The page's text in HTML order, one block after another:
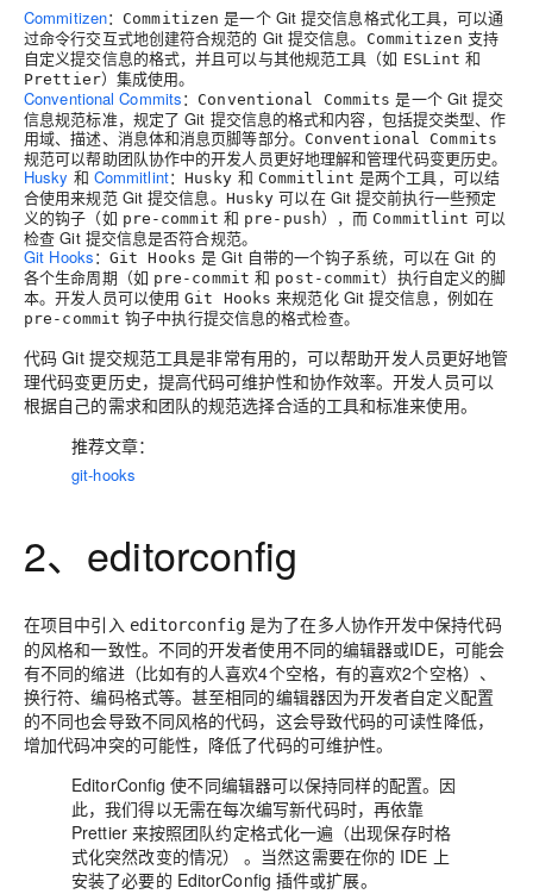
Commitizen： Commitizen 是一个 Git 提交信息格式化工具，可以通
过命令行交互式地创建符合规范的 Git 提交信息。
Commitizen 支持
自定义提交信息的格式，并且可以与其他规范工具（如 ESLint 和
Prettier）集成使用。
Conventional Commits： Conventional Commits 是一个 Git 提交
信息规范标准，规定了 Git 提交信息的格式和内容，包括提交类型、作
用域、描述、消息体和消息页脚等部分。 Conventional Commits
规范可以帮助团队协作中的开发人员更好地理解和管理代码变更历史。
Husky 和 Commitlint： Husky 和 Commitlint 是两个工具，可以结
合使用来规范 Git 提交信息。 Husky 可以在 Git 提交前执行一些预定
义的钩子（如 pre-commit 和 pre-push），而 Commitlint 可以
检查 Git 提交信息是否符合规范。
Git Hooks：Git Hooks 是 Git 自带的一个钩子系统，可以在 Git 的
各个生命周期（如 pre-commit 和 post-commit）执行自定义的脚
本。开发人员可以使用Git Hooks 来规范化 Git 提交信息，例如在
pre-commit 钩子中执行提交信息的格式检查。
代码 Git 提交规范工具是非常有用的，可以帮助开发人员更好地管
理代码变更历史，提高代码可维护性和协作效率。开发人员可以
根据自己的需求和团队的规范选择合适的工具和标准来使用。
推荐文章：
git-hooks
2、editorconfig
在项目中引入 editorconfig是为了在多人协作开发中保持代码
的风格和一致性。不同的开发者使用不同的编辑器或IDE，可能会
有不同的缩进（比如有的人喜欢4个空格，有的喜欢2个空格）、
换行符、编码格式等。甚至相同的编辑器因为开发者自定义配置
的不同也会导致不同风格的代码，这会导致代码的可读性降低，
增加代码冲突的可能性，降低了代码的可维护性。
EditorConfig 使不同编辑器可以保持同样的配置。因
此，我们得以无需在每次编写新代码时，再依靠
Prettier 来按照团队约定格式化一遍（出现保存时格
式化突然改变的情况）
。当然这需要在你的 IDE 上
安装了必要的 EditorConfig 插件或扩展。